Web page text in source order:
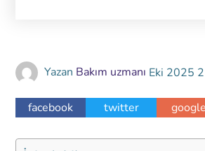
Yazan Bakım uzmanı Eki 2025
facebook twitter